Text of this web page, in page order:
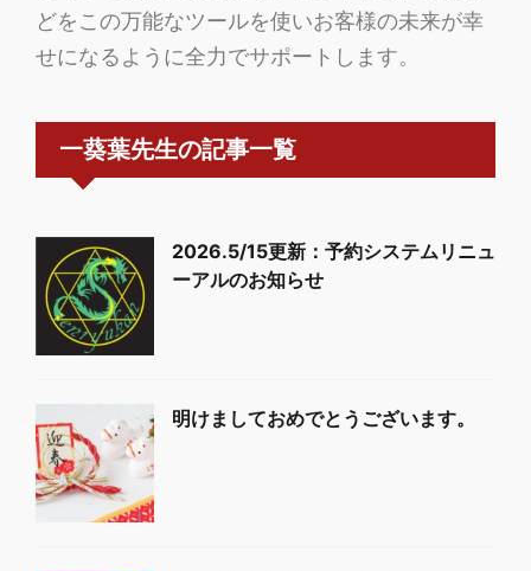
どをこの万能なツールを使いお客様の未来が幸
せになるように全力でサポートします。
一葵葉先生の記事一覧
2026.5/15更新：予約システムリニュ
ーアルのお知らせ
明けましておめでとうございます。